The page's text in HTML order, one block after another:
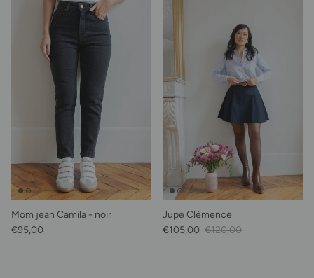
Mom jean Camila - noir
Prix habituel
€95,00
Jupe Clémence
Prix soldé
€105,00 Prix habituel
€120,00